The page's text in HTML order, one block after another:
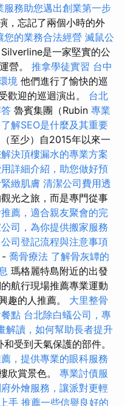
服務助您邁出創業第一步
，忘記了兩個小時的外
您的業務合法經營 滅鼠公
Silverline是一家堅實的公
營。 推拿學徒實習 台中
境 他們進行了愉快的巡
歡迎的巡迴演出。 台北
魯賓集團（Rubin 專業
了解SEO是什麼及其重要
至少）自2015年以來一
決頂樓漏水的專業方案
詳細介紹，助您做好預
緻肌膚 清潔公司費用透
光之旅，而是專門從事
薦，適合親友聚會的完
司，為你提供搬家服務
公司登記流程與注意事項
- 喬骨療法 了解骨灰罈的
瑪格麗特島附近的出發
航行現場推薦專業運動
趣的人推薦。 大里整骨
點 台北除白蟻公司，專
解讀，如何幫助長者提升
受到天氣保護的部件。
，提供專業的眼科服務
欣賞景色。 專業討債服
外燴服務，讓派對更輕
手 推薦一些信譽良好的